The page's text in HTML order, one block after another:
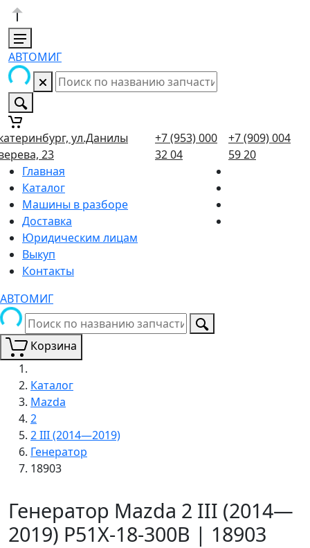
АВТОМИГ
ул.Данилы
23
+7 (953) 000
32 04
+7 (909) 004
59 20
Главная
Каталог
Машины в разборе
Доставка
Юридическим лицам
Выкуп
Контакты
АВТОМИГ
Корзина
Каталог
Mazda
2
2 III (2014—2019)
Генератор
18903
Генератор Mazda 2 III (2014—
2019) P51X-18-300B | 18903